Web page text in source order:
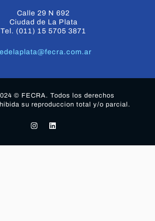
Calle 29 N 692
Ciudad de La Plata
Tel. (011) 15 5705 3871
© FECRA. Todos los derechos
su reproduccion total y/o parcial.